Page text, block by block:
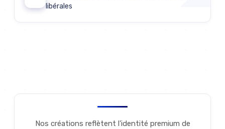
libérales
Nos créations reflètent l'identité premium de